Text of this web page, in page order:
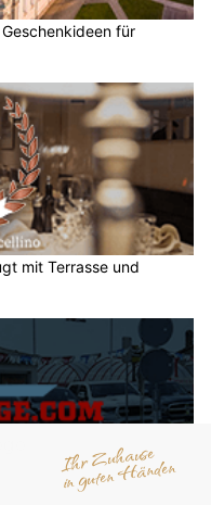
für
mit Terrasse und